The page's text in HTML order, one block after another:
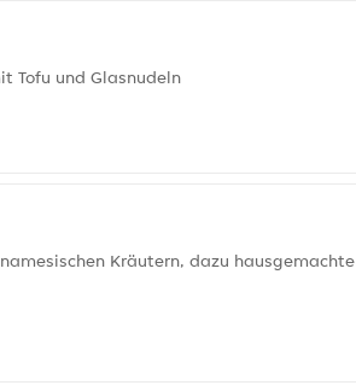
Tofu und Glasnudeln
Kräutern, dazu hausgemachte